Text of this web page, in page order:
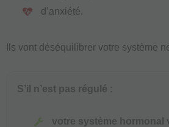
d’anxiété.
Ils vont déséquilibrer votre système
S’il n’est pas régulé :
votre système hormonal